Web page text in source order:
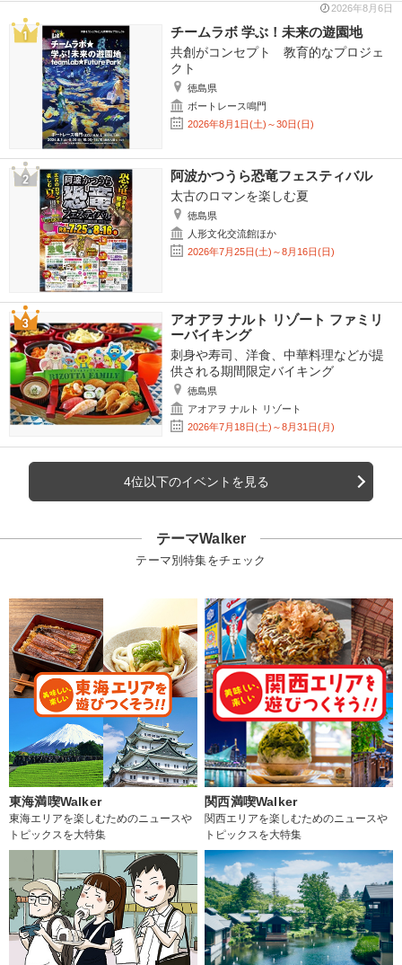
2026年8月6日
チームラボ 学ぶ！未来の遊園地
共創がコンセプト 教育的なプロジェ
クト
徳島県
ボートレース鳴門
2026年8月1日(土)～30日(日)
阿波かつうら恐竜フェスティバル
太古のロマンを楽しむ夏
徳島県
人形文化交流館ほか
2026年7月25日(土)～8月16日(日)
アオアヲ ナルト リゾート ファミリ
ーバイキング
刺身や寿司、洋食、中華料理などが提
供される期間限定バイキング
徳島県
アオアヲ ナルト リゾート
2026年7月18日(土)～8月31日(月)
4位以下のイベントを見る
テーマWalker
テーマ別特集をチェック
東海満喫Walker
東海エリアを楽しむためのニュースや
トピックスを大特集
関西満喫Walker
関西エリアを楽しむためのニュースや
トピックスを大特集